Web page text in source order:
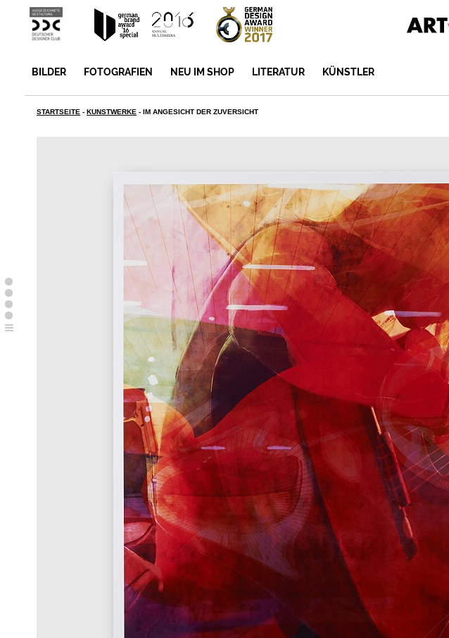
BILDER FOTOGRAFIEN NEU IM SHOP LITERATUR KÜNSTLER
STARTSEITE - KUNSTWERKE - IM ANGESICHT DER ZUVERSICHT